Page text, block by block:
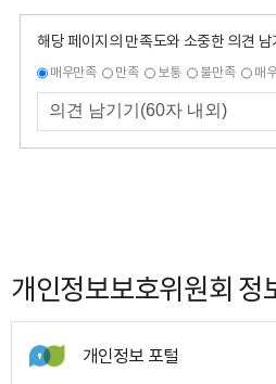
해당 페이지의 만족도와 소중한 의견 남
매우만족 만족 보통 불만족 매
개인정보보호위원회 정
개인정보 포털